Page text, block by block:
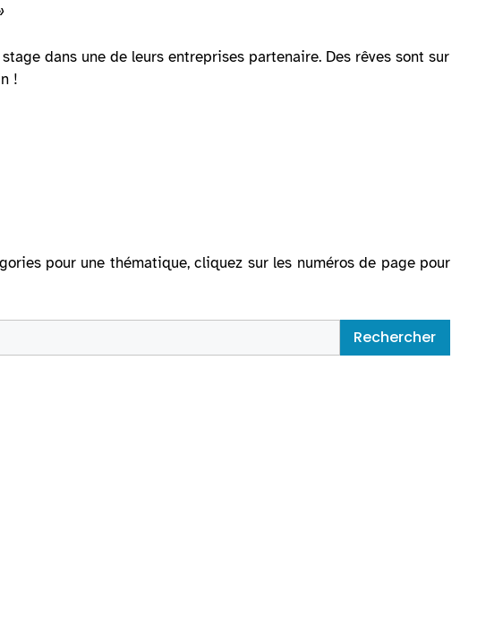
dans une de leurs entreprises partenaire. Des rêves sont sur
!
pour une thématique, cliquez sur les numéros de page pour
Rechercher